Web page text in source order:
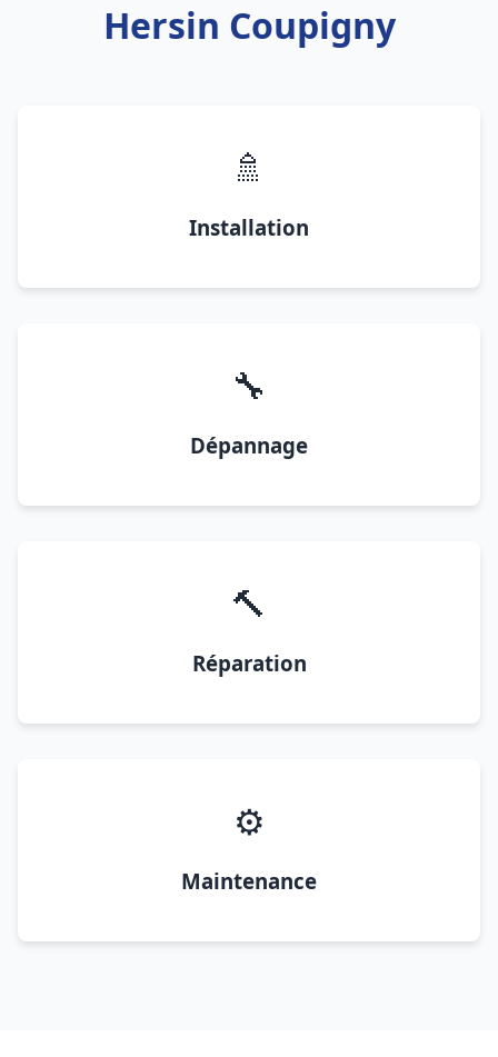
Hersin Coupigny
🚿
Installation
🔧
Dépannage
🔨
Réparation
⚙️
Maintenance